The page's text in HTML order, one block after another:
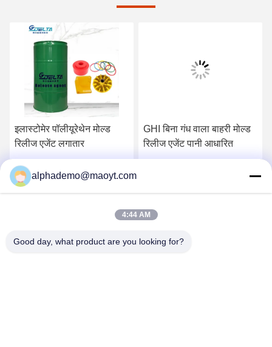
इलास्टोमेर पॉलीयूरेथेन मोल्ड
रिलीज एजेंट लगातार
सर्वोत्तम मूल्य प्राप्त करें
GHI बिना गंध वाला बाहरी मोल्ड
रिलीज एजेंट पानी आधारित
alphademo@maoyt.com
4:44 AM
Good day, what product are you looking for?